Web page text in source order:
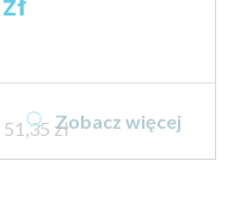
51,35 złZobacz więcej